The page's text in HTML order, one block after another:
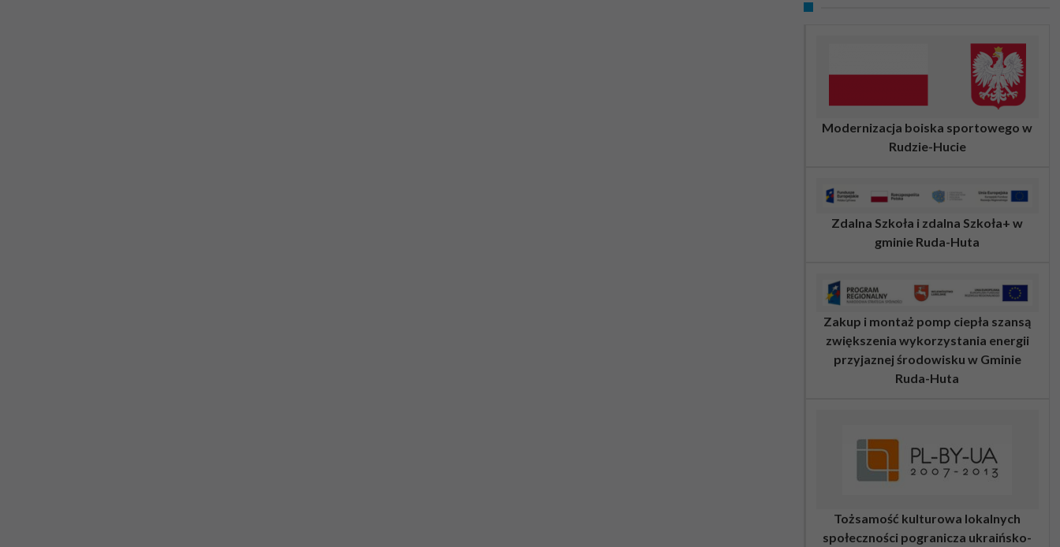
Modernizacja boiska sportowego w
Rudzie-Hucie
Zdalna Szkoła i zdalna Szkoła+ w
gminie Ruda-Huta
Zakup i montaż pomp ciepła szansą
zwiększenia wykorzystania energii
przyjaznej środowisku w Gminie
Ruda-Huta
Tożsamość kulturowa lokalnych
społeczności pogranicza ukraińsko-